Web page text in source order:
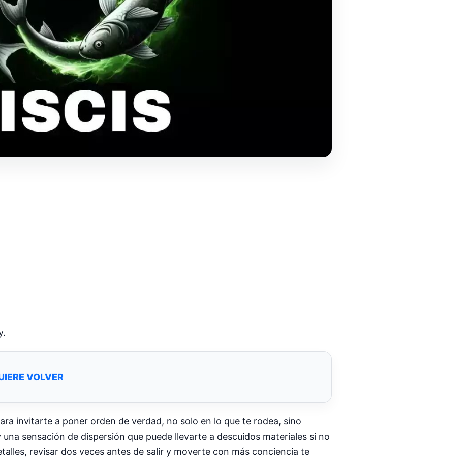
VOLVER
invitarte a poner orden de verdad, no solo en lo que te rodea, sino
sensación de dispersión que puede llevarte a descuidos materiales si no
revisar dos veces antes de salir y moverte con más conciencia te